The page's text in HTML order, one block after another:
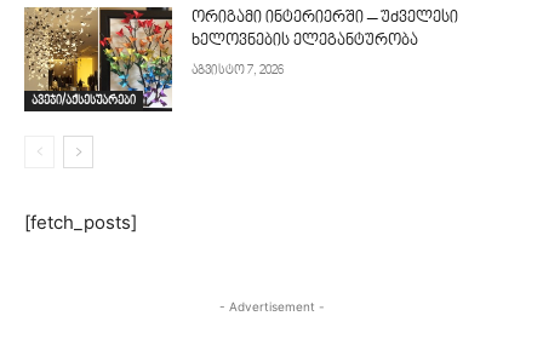
ავეჯი/აქსესუარები
ორიგამი ინტერიერში – უძველესი
ხელოვნების ელეგანტურობა
აგვისტო 7, 2026
[fetch_posts]
- Advertisement -